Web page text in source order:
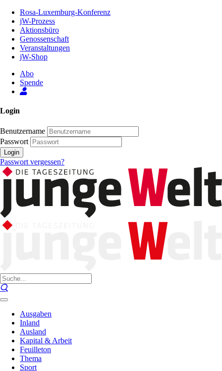
Inhalt
Seite
Rosa-Luxemburg-Konferenz
jW-Prozess
Aktionsbüro
Genossenschaft
Veranstaltungen
jW-Shop
Abo
Spende
Login
Benutzername
Passwort
Login
Passwort vergessen?
Ausgaben
Inland
Ausland
Kapital & Arbeit
Feuilleton
Thema
Sport